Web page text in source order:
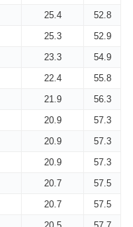
25.4
52.8
25.3
52.9
23.3
54.9
22.4
55.8
21.9
56.3
20.9
57.3
20.9
57.3
20.9
57.3
20.7
57.5
20.7
57.5